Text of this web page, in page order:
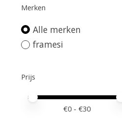
Merken
Alle merken
framesi
Prijs
Minimale prijswaarde
Price maximum value
€0 - €30